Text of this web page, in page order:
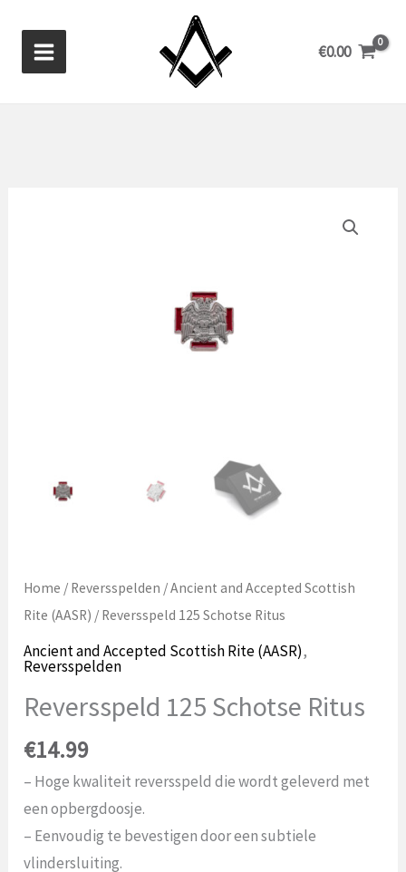
€0.00
Home / Reversspelden /Ancient and Accepted Scottish
Rite (AASR) / Reversspeld 125 Schotse Ritus
Ancient and Accepted Scottish Rite (AASR),
Reversspelden
Reversspeld 125 Schotse Ritus
€14.99
– Hoge kwaliteit reversspeld die wordt geleverd met
een opbergdoosje.
– Eenvoudig te bevestigen door een subtiele
vlindersluiting.